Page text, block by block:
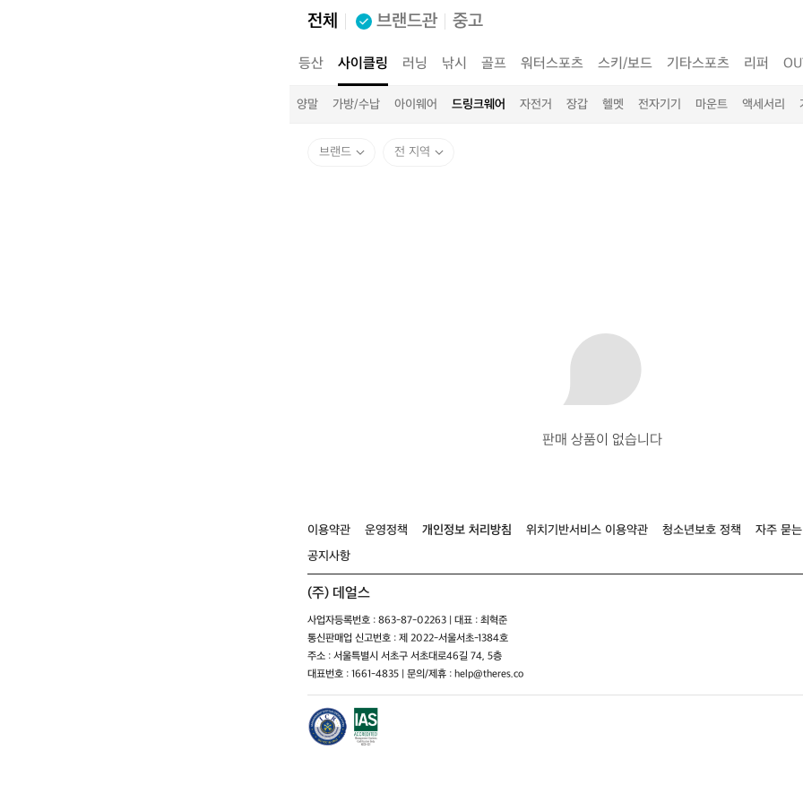
전체 브랜드관 중고
등산 사이클링 러닝 낚시 골프 워터스포츠 스키/보드 기타스포츠 리퍼
양말 가방/수납 아이웨어 드링크웨어 자전거 장갑 헬멧 전자기기 마운트 액세서리
브랜드 전 지역
판매 상품이 없습니다
이용약관 운영정책 개인정보 처리방침 위치기반서비스 이용약관 청소년보호 정책
자주 묻
공지사항
(주) 데얼스
사업자등록번호 : 863-87-02263 | 대표 : 최혁준
통신판매업 신고번호 : 제 2022-서울서초-1384호
주소 : 서울특별시 서초구 서초대로46길 74, 5층
대표번호 : 1661-4835 | 문의/제휴 : help@theres.co